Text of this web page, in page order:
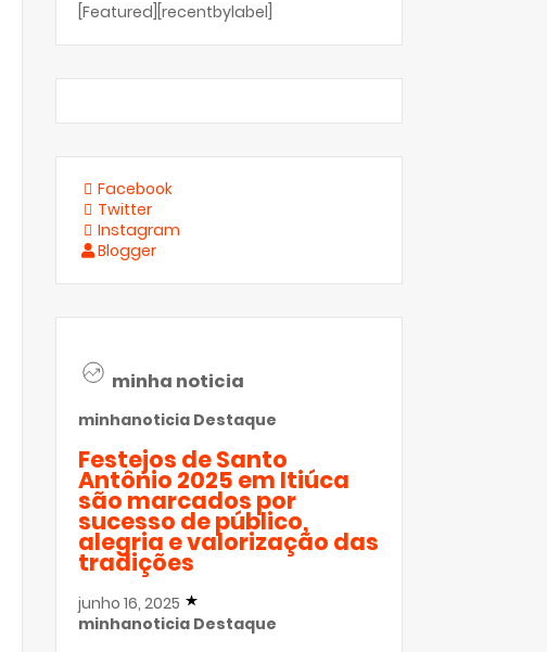
[Featured][recentbylabel]
Facebook
Twitter
Instagram
Blogger
minha noticia
minhanoticia Destaque
Festejos de Santo
Antônio 2025 em Itiúca
são marcados por
sucesso de público,
alegria e valorização das
tradições
junho 16, 2025
minhanoticia Destaque